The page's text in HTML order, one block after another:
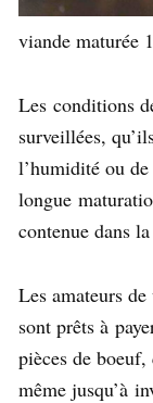
viande maturée
Les conditions
surveillées,
l’humidité ou
longue
contenue dans
Les amateurs
sont prêts à
pièces de
même jusqu’à